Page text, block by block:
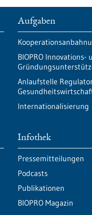
Aufgaben
BIOPRO Innovations-
Anlaufstelle
Internationalisierung
Infothek
Pressemitteilungen
Podcasts
Publikationen
BIOPRO Magazin